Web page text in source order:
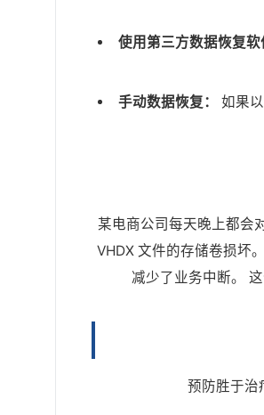
使用第三方数据恢复软
手动数据恢复：
如果
某电商公司每天晚上都会
VHDX 文件的存储卷损坏
减少了业务中断。
预防胜于治